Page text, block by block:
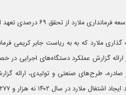
تحقق ۶۹ درصدی تعهد اشتغال در این شهرستان خبر داد.
گذاری ملارد که به به ریاست جابر کریمی
گزارش عملکرد دستگاه‌های اجرایی در
صادره، طرح‌های صنعتی و تولیدی، ارائه
۱۴۰۲ نه هزار و ۲۷۷ نفر تعیین شده است.